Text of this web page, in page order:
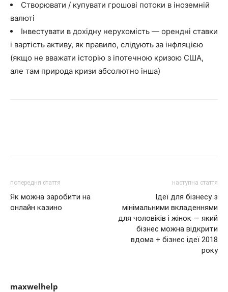
Створювати / купувати грошові потоки в іноземній
валюті
Інвестувати в дохідну нерухомість — орендні ставки
і вартість активу, як правило, слідують за інфляцією
(якщо не вважати історію з іпотечною кризою США,
але там природа кризи абсолютно інша)
попередня стаття
Як можна заробити на
онлайн казино
наступна стаття
Ідеї для бізнесу з
мінімальними вкладеннями
для чоловіків і жінок — який
бізнес можна відкрити
вдома + бізнес ідеї 2018
року
maxwelhelp